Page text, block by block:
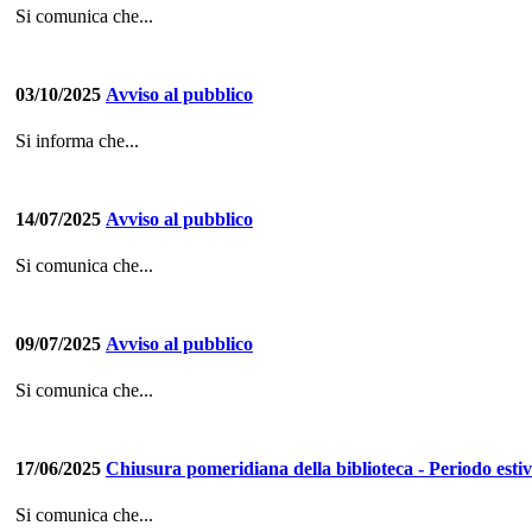
Si comunica che...
03/10/2025 Avviso al pubblico
Si informa che...
14/07/2025 Avviso al pubblico
Si comunica che...
09/07/2025 Avviso al pubblico
Si comunica che...
17/06/2025 Chiusura pomeridiana della biblioteca - Periodo
Si comunica che...